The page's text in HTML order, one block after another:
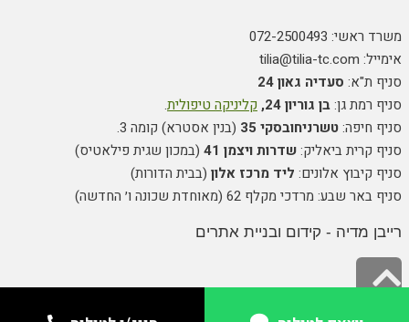
משרד ראשי: 072-2500493
אימייל: tilia@tilia-tc.com
סניף ת"א: סעדיה גאון 24
סניף רמת גן:בן גוריון 24, קליניקה טיפולית.
סניף חיפה:טשרניחובסקי 35
(בנין אסטרא) קומה 3.
סניף קרית ביאליק:שדרות ויצמן 41
(במכון שגית פילאטיס)
סניף קיבוץ אלונים: ליד מרכז אלון (בבית הדורות)
סניף באר שבע: מרדכי מקלף 62 (מאוחדת שכונה ו׳ החדשה)
רייבן מדיה - קידום ובניית אתרים
גלילה